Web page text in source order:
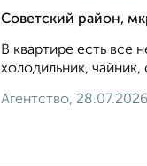
Советский район,
В квартире есть все
холодильник,
Агентство, 28.07.2026